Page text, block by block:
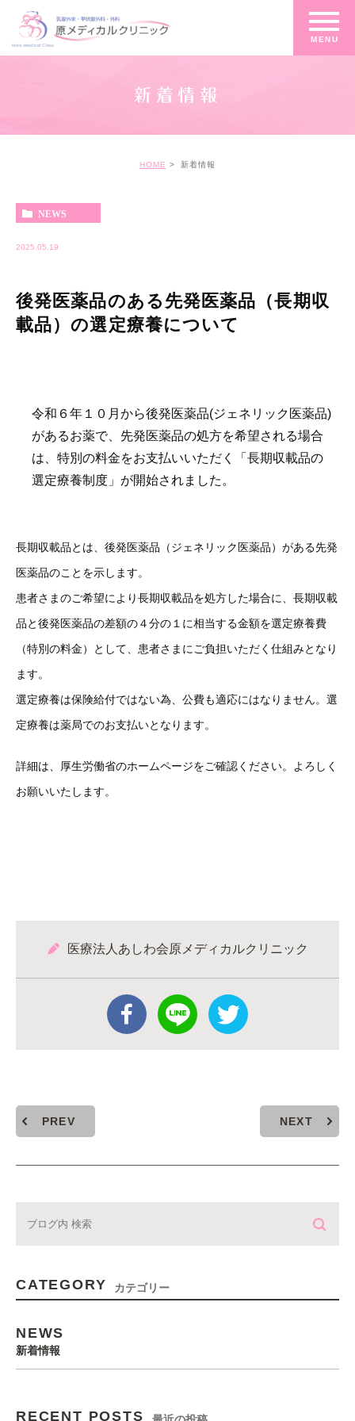
新着情報
HOME 新着情報
NEWS
2025.05.19
後発医薬品のある先発医薬品（長期収
載品）の選定療養について
令和６年１０月から後発医薬品(ジェネリック医薬品)
があるお薬で、先発医薬品の処方を希望される場合
は、特別の料金をお支払いいただく「長期収載品の
選定療養制度」が開始されました。
長期収載品とは、後発医薬品（ジェネリック医薬品）がある先発
医薬品のことを示します。
患者さまのご希望により長期収載品を処方した場合に、長期収載
品と後発医薬品の差額の４分の１に相当する金額を選定療養費
（特別の料金）として、患者さまにご負担いただく仕組みとなり
ます。
選定療養は保険給付ではない為、公費も適応にはなりません。選
定療養は薬局でのお支払いとなります。
詳細は、厚生労働省のホームページをご確認ください。よろしく
お願いいたします。
医療法人あしわ会原メディカルクリニック
PREV NEXT
CATEGORY カテゴリー
NEWS
新着情報
RECENT POSTS